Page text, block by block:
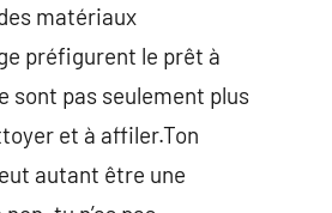
matériaux
préfigurent le prêt à
sont pas seulement plus
et à affiler.Ton
autant être une